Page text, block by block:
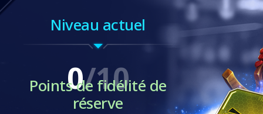
Niveau actuel
0/10
Points de fidélité de
réserve